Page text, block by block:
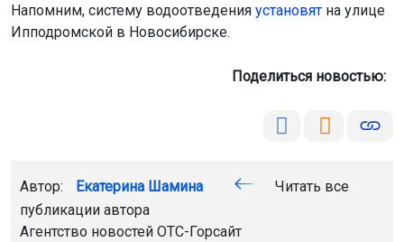
Напомним, систему водоотведения установят на улице
Ипподромской в Новосибирске.
Поделиться новостью:
Автор: Екатерина Шамина
Читать все
публикации автора
Агентство новостей ОТС-Горсайт